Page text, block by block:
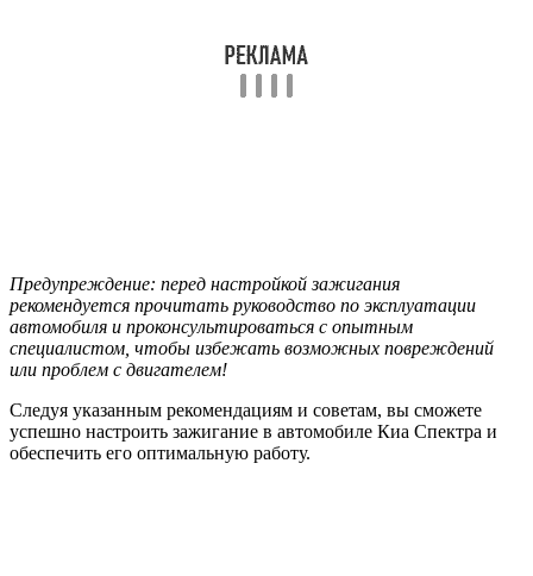
Предупреждение: перед настройкой зажигания
рекомендуется прочитать руководство по эксплуатации
автомобиля и проконсультироваться с опытным
специалистом, чтобы избежать возможных повреждений
или проблем с двигателем!
Следуя указанным рекомендациям и советам, вы сможете
успешно настроить зажигание в автомобиле Киа Спектра и
обеспечить его оптимальную работу.